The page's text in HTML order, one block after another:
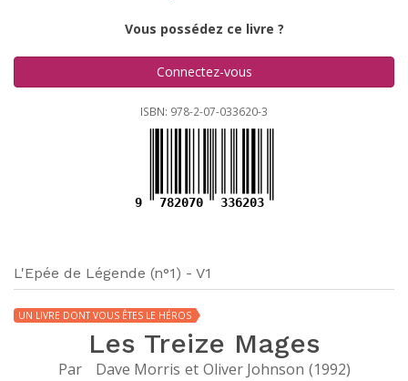
Vous possédez ce livre ?
Connectez-vous
ISBN: 978-2-07-033620-3
9 782070 336203
L'Epée de Légende (n°1) - V1
UN LIVRE DONT VOUS ÊTES LE HÉROS
Les Treize Mages
Par Dave Morris et Oliver Johnson (1992)